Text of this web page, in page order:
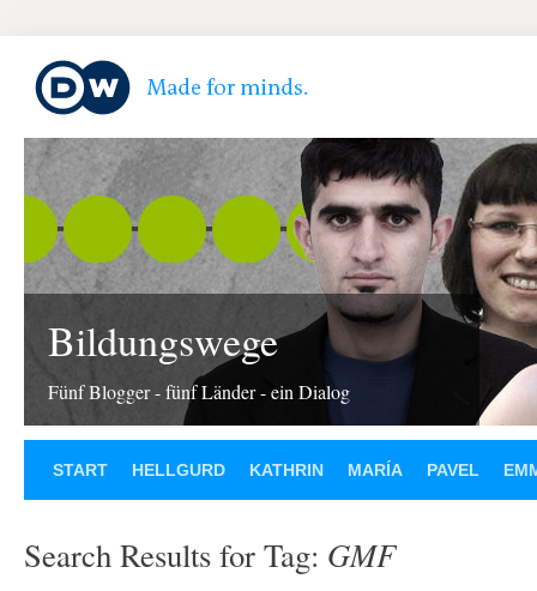
Bildungswege
Fünf Blogger - fünf Länder - ein Dialog
START HELLGURD KATHRIN MARÍA PAVEL
Search Results for Tag: GMF